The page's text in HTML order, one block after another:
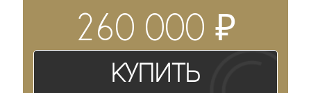
260 000 ₽
Купить